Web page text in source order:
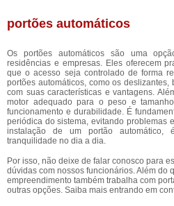
portões automáticos
Os portões automáticos são uma
residências e empresas. Eles oferecem
que o acesso seja controlado de forma
portões automáticos, como os
com suas características e vantagens.
motor adequado para o peso e
funcionamento e durabilidade. É
periódica do sistema, evitando problemas
instalação de um portão
tranquilidade no dia a dia.
Por isso, não deixe de falar conosco para
dúvidas com nossos funcionários. Além do
empreendimento também trabalha com
outras opções. Saiba mais entrando em